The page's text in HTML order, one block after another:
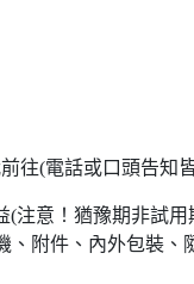
往(電話或口頭告知
注意！猶豫期非試
附件、內外包裝